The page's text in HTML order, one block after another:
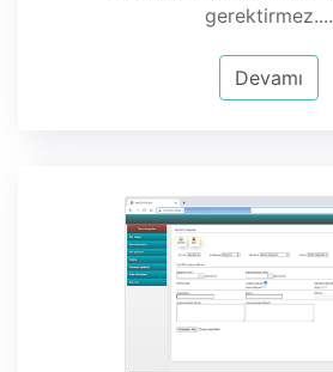
gerektirmez....
Devamı